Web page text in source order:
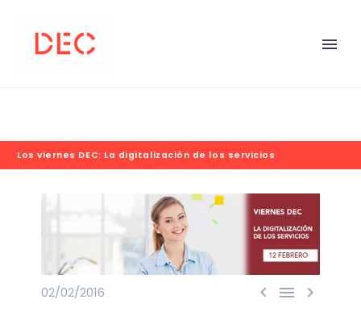
Los viernes DEC: La digitalización de los servicios
  
02/02/2016